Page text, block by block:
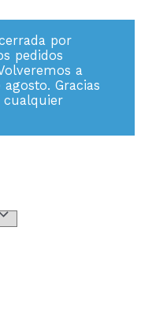
por
pedidos
a
Gracias
cualquier